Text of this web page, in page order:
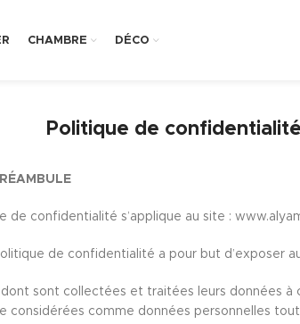
CHAMBRE DÉCO
Politique de confidentialité
de confidentialité s’applique au site :
de confidentialité a pour but d’exposer
dont sont collectées et traitées leurs données à
considérées comme données personnelles